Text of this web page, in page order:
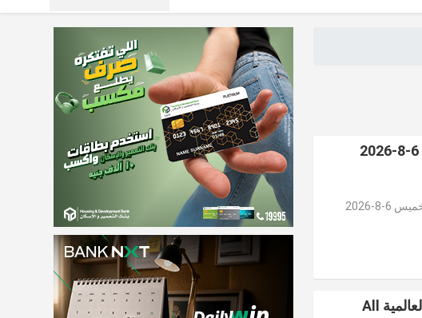
استقرت أسعار الأسماك والجمبري في الأسواق المصرية بداية تعاملات اليوم الخميس 6-8-2026
چرمين عامر تنضم إلى منظمة G100 التابعة للرابطة النسائية العالمية All